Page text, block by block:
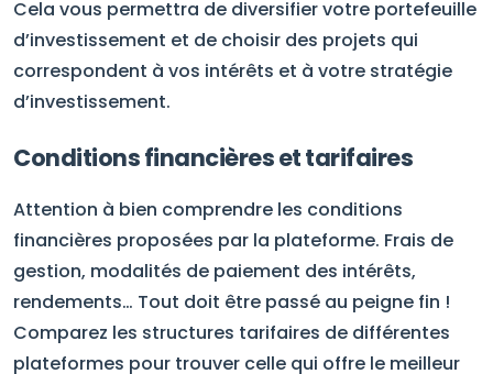
Cela vous permettra de diversifier votre portefeuille
d’investissement et de choisir des projets qui
correspondent à vos intérêts et à votre stratégie
d’investissement.
Conditions financières et tarifaires
Attention à bien comprendre les conditions
financières proposées par la plateforme. Frais de
gestion, modalités de paiement des intérêts,
rendements… Tout doit être passé au peigne fin !
Comparez les structures tarifaires de différentes
plateformes pour trouver celle qui offre le meilleur